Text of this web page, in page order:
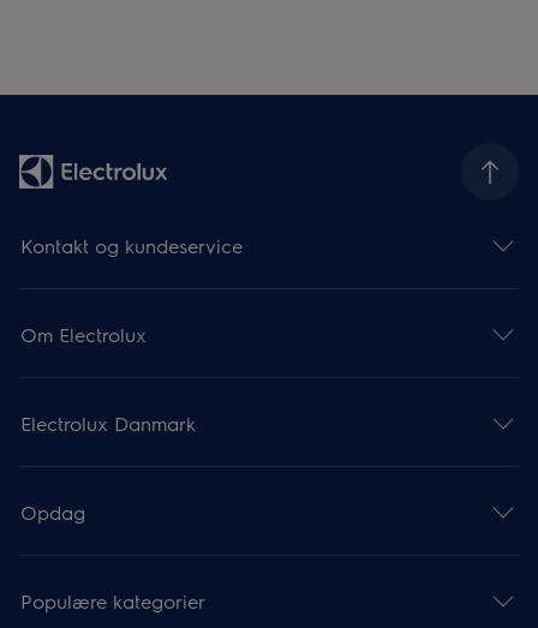
Kontakt og kundeservice
Om Electrolux
Electrolux Danmark
Opdag
Populære kategorier